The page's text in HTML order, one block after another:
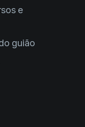
e
guião